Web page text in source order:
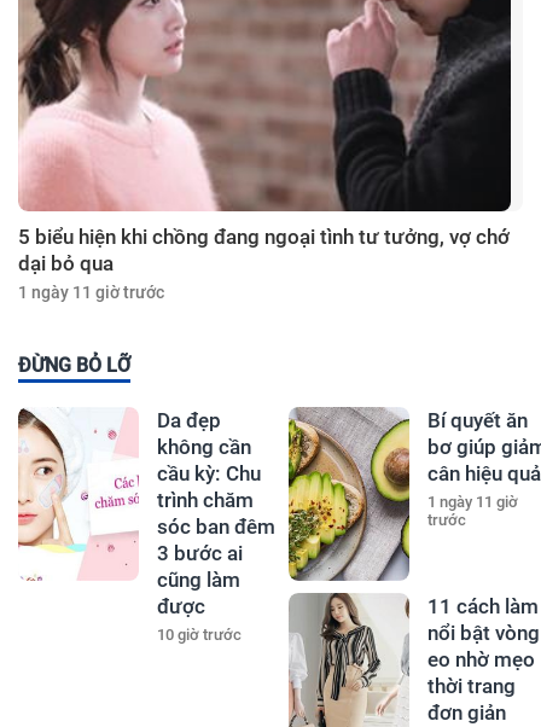
5 biểu hiện khi chồng đang ngoại tình tư tưởng, vợ chớ
dại bỏ qua
1 ngày 11 giờ trước
ĐỪNG BỎ LỠ
Da đẹp
không cần
cầu kỳ: Chu
trình chăm
sóc ban đêm
3 bước ai
cũng làm
được
10 giờ trước
Bí quyết ăn
bơ giúp
cân hiệu quả
1 ngày 11 giờ
trước
11 cách làm
nổi bật vòng
eo nhờ mẹo
thời trang
đơn giản